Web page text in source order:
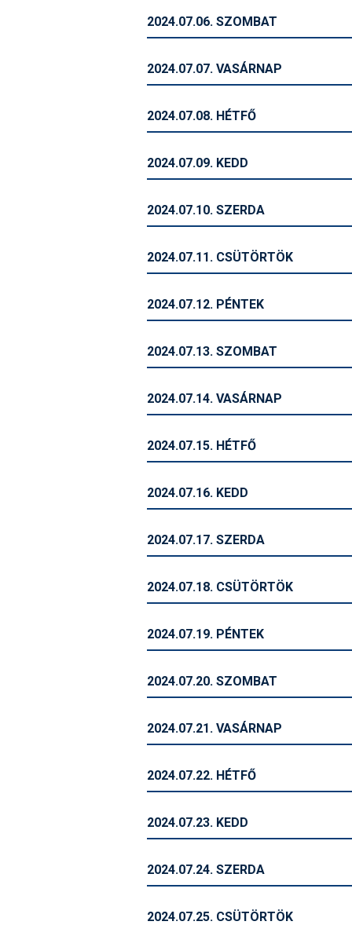
2024.07.06. SZOMBAT
2024.07.07. VASÁRNAP
2024.07.08. HÉTFŐ
2024.07.09. KEDD
2024.07.10. SZERDA
2024.07.11. CSÜTÖRTÖK
2024.07.12. PÉNTEK
2024.07.13. SZOMBAT
2024.07.14. VASÁRNAP
2024.07.15. HÉTFŐ
2024.07.16. KEDD
2024.07.17. SZERDA
2024.07.18. CSÜTÖRTÖK
2024.07.19. PÉNTEK
2024.07.20. SZOMBAT
2024.07.21. VASÁRNAP
2024.07.22. HÉTFŐ
2024.07.23. KEDD
2024.07.24. SZERDA
2024.07.25. CSÜTÖRTÖK